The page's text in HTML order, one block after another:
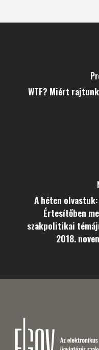
WTF? Miért
A héten
Értesítőben
szakpolitikai
2018.